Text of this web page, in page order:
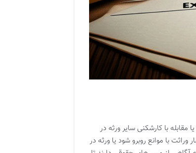
با کارشکنی سایر ورثه در
با موانع روبرو شود یا ورثه در